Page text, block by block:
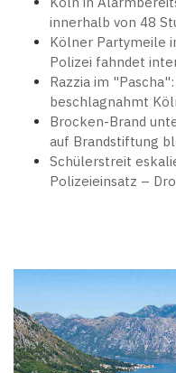
innerhalb von 48
Kölner Partymeile
Polizei fahndet
Razzia im
beschlagnahmt
Brocken-Brand
auf Brandstiftung
Schülerstreit
Polizeieinsatz –